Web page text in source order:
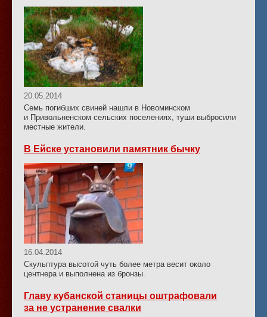
20.05.2014
Семь погибших свиней нашли в Новоминском
и Привольненском сельских поселениях, туши выбросили
местные жители.
В Ейске установили памятник бычку
16.04.2014
Скульптура высотой чуть более метра весит около
центнера и выполнена из бронзы.
Главу кубанской станицы оштрафовали
за не устранение свалки